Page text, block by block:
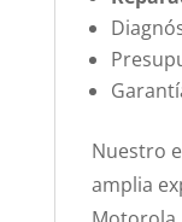
Nuestro
amplia